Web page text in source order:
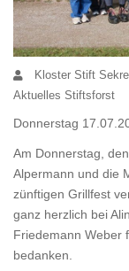
Kloster Stift
Aktuelles Stiftsforst
Donnerstag
Am Donnerstag,
Alpermann und die
zünftigen Grillfest
ganz herzlich bei
Friedemann Weber
bedanken.